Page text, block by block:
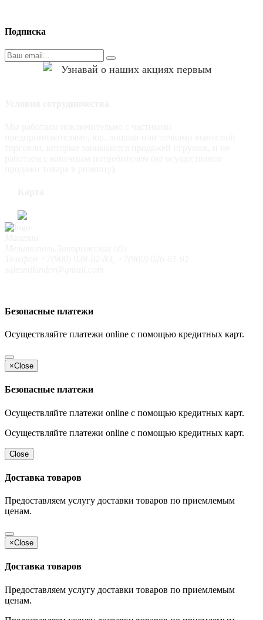
Подписка
Узнавай о наших акциях первым
Безопасные платежи
Осуществляйте платежи online с помощью кредитных карт.
×Close
Безопасные платежи
Осуществляйте платежи online с помощью кредитных карт.
Осуществляйте платежи online с помощью кредитных карт.
Close
Доставка товаров
Предоставляем услугу доставки товаров по приемлемым
ценам.
×Close
Доставка товаров
Предоставляем услугу доставки товаров по приемлемым
ценам.